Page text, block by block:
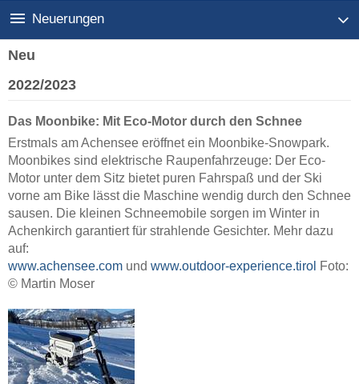
Neuerungen
Neu
2022/2023
Das Moonbike: Mit Eco-Motor durch den Schnee
Erstmals am Achensee eröffnet ein Moonbike-Snowpark.
Moonbikes sind elektrische Raupenfahrzeuge: Der Eco-
Motor unter dem Sitz bietet puren Fahrspaß und der Ski
vorne am Bike lässt die Maschine wendig durch den Schnee
sausen. Die kleinen Schneemobile sorgen im Winter in
Achenkirch garantiert für strahlende Gesichter. Mehr dazu
auf:
www.achensee.com und www.outdoor-experience.tirol Foto:
© Martin Moser